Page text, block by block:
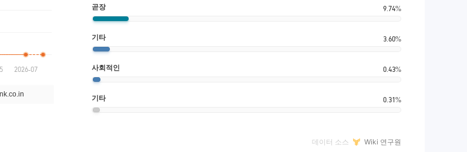
곧장 9.74%
기타 3.60%
사회적인 0.43%
기타 0.31%
데이터 소스 Wiki 연구원